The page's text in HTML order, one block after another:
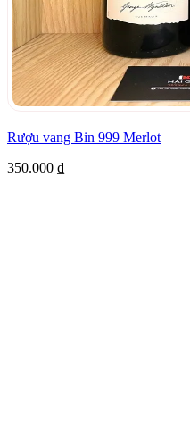
Rượu vang Bin 999 Merlot
350.000 ₫